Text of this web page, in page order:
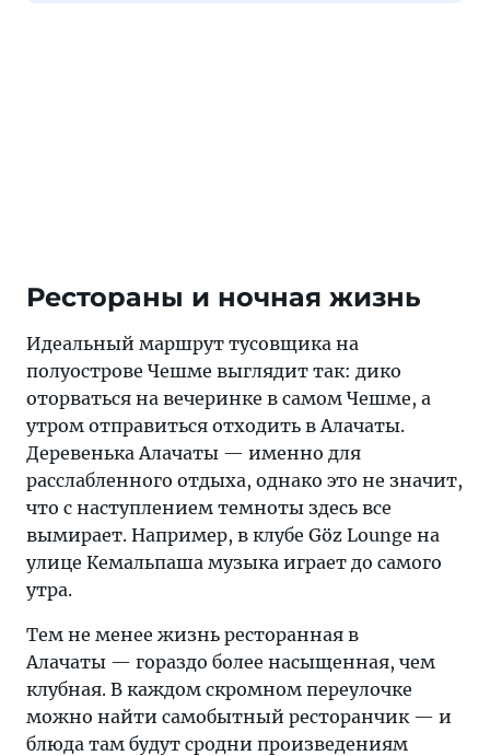
Рестораны и ночная жизнь
Идеальный маршрут тусовщика на
полуострове Чешме выглядит так: дико
оторваться на вечеринке в самом Чешме, а
утром отправиться отходить в Алачаты.
Деревенька Алачаты — именно для
расслабленного отдыха, однако это не значит,
что с наступлением темноты здесь все
вымирает. Например, в клубе Göz Lounge на
улице Кемальпаша музыка играет до самого
утра.
Тем не менее жизнь ресторанная в
Алачаты — гораздо более насыщенная, чем
клубная. В каждом скромном переулочке
можно найти самобытный ресторанчик — и
блюда там будут сродни произведениям